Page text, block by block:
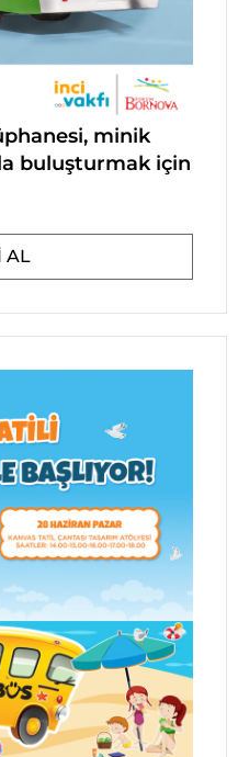
minik
buluşturmak için
AL